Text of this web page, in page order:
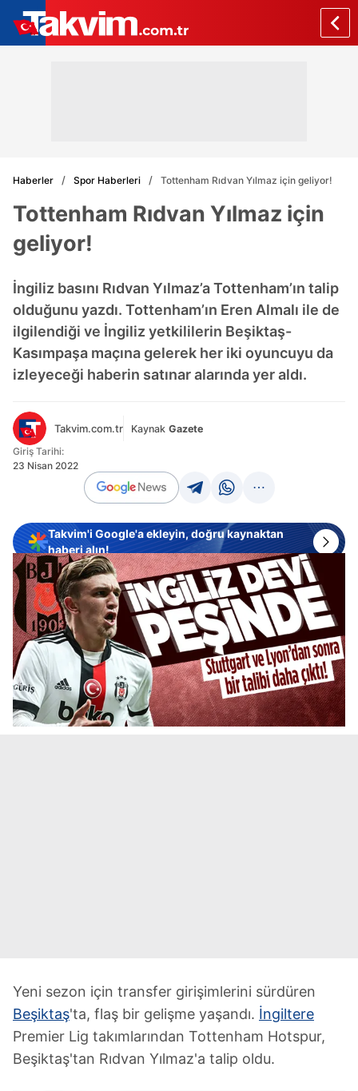
Haberler Spor Haberleri Tottenham Rıdvan Yılmaz için geliyor!
Tottenham Rıdvan Yılmaz için
geliyor!
İngiliz basını Rıdvan Yılmaz’a Tottenham’ın talip
olduğunu yazdı. Tottenham’ın Eren Almalı ile de
ilgilendiği ve İngiliz yetkililerin Beşiktaş-
Kasımpaşa maçına gelerek her iki oyuncuyu da
izleyeceği haberin satınar alarında yer aldı.
Takvim.com.tr Kaynak Gazete
Giriş Tarihi:
23 Nisan 2022
Takvim'i Google'a ekleyin, doğru kaynaktan
haberi alın!
Yeni sezon için transfer girişimlerini sürdüren
Beşiktaş'ta, flaş bir gelişme yaşandı. İngiltere
Premier Lig takımlarından Tottenham Hotspur,
Beşiktaş'tan Rıdvan Yılmaz'a talip oldu.